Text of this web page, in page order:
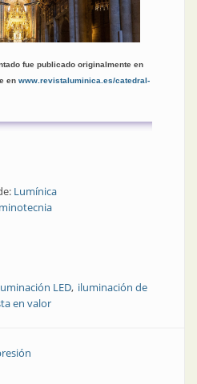
fue publicado originalmente en
en www.revistaluminica.es/catedral-
Lumínica
LED iluminación de
en valor